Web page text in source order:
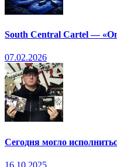
South Central Cartel —
07.02.2026
Сегодня могло
16.10.2025